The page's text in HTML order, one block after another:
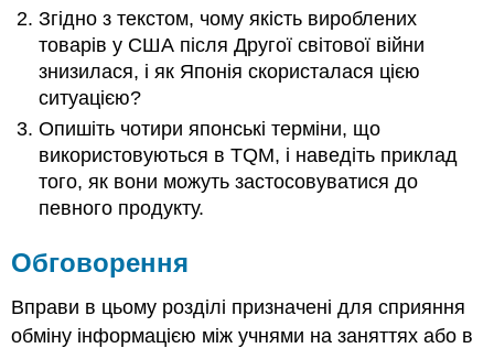
Згідно з текстом, чому якість вироблених
товарів у США після Другої світової війни
знизилася, і як Японія скористалася цією
ситуацією?
Опишіть чотири японські терміни, що
використовуються в TQM, і наведіть приклад
того, як вони можуть застосовуватися до
певного продукту.
Обговорення
Вправи в цьому розділі призначені для сприяння
обміну інформацією між учнями на заняттях або в